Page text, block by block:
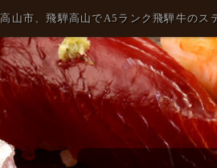
山市、飛騨高山でA5ランク飛騨牛のス